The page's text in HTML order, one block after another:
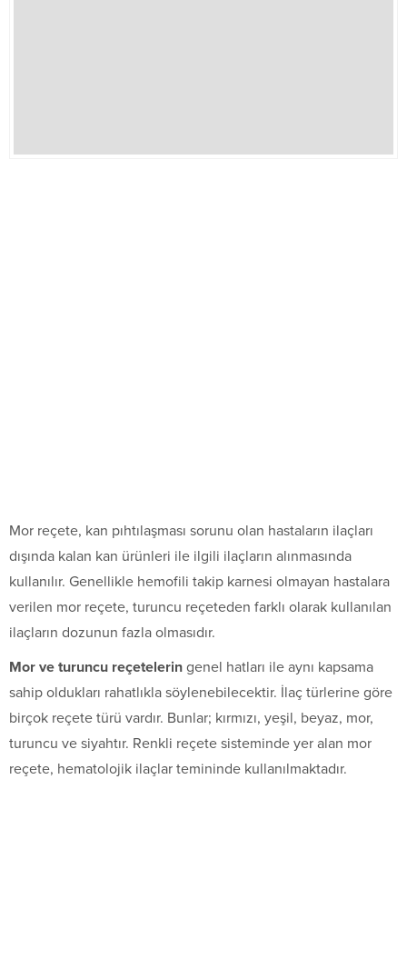
Mor reçete, kan pıhtılaşması sorunu olan hastaların ilaçları
dışında kalan kan ürünleri ile ilgili ilaçların alınmasında
kullanılır. Genellikle hemofili takip karnesi olmayan hastalara
verilen mor reçete, turuncu reçeteden farklı olarak kullanılan
ilaçların dozunun fazla olmasıdır.
Mor ve turuncu reçetelerin genel hatları ile aynı kapsama
sahip oldukları rahatlıkla söylenebilecektir. İlaç türlerine göre
birçok reçete türü vardır. Bunlar; kırmızı, yeşil, beyaz, mor,
turuncu ve siyahtır. Renkli reçete sisteminde yer alan mor
reçete, hematolojik ilaçlar temininde kullanılmaktadır.